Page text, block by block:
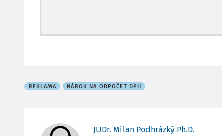
REKLAMA NÁROK NA ODPOČET DPH
JUDr. Milan Podhrázký Ph.D.